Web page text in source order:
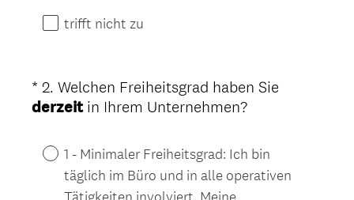
r
c
h
trifft nicht zu
Question
Title
* 2. Welchen Freiheitsgrad haben Sie
derzeitin Ihrem Unternehmen?(
f
o
1 - Minimaler Freiheitsgrad: Ich bin
täglich im Büro und in alle operativen